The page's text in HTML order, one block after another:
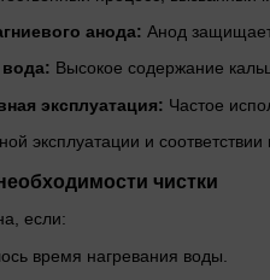
анода: Анод
Высокое содержание
эксплуатация: Частое
эксплуатации и
чистки
если:
время нагревания воды.